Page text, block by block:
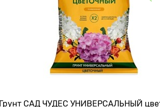
Грунт САД ЧУДЕС УНИВЕРСАЛЬНЫЙ